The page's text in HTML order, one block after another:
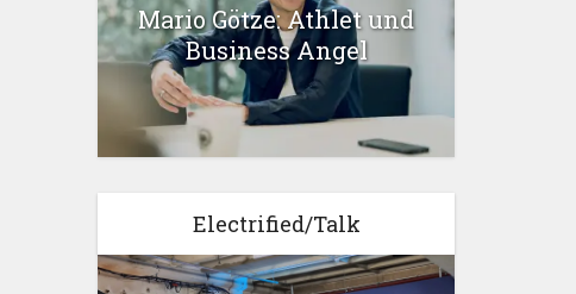
Mario Götze: Athlet und
Business Angel
Electrified/Talk